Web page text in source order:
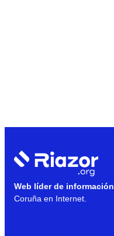
Web líder de información
Coruña en Internet.